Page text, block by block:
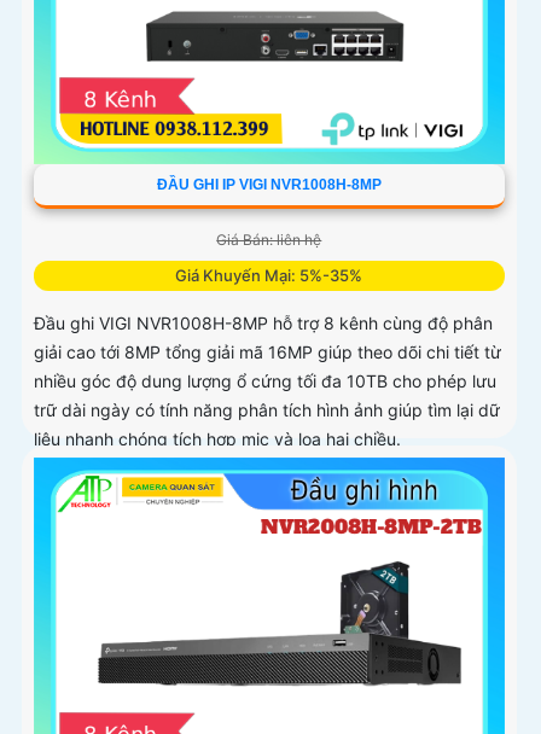
ĐẦU GHI IP VIGI NVR1008H-8MP
Giá Bán: liên hệ
Giá Khuyến Mại: 5%-35%
Đầu ghi VIGI NVR1008H-8MP hỗ trợ 8 kênh cùng độ phân
giải cao tới 8MP tổng giải mã 16MP giúp theo dõi chi tiết từ
nhiều góc độ dung lượng ổ cứng tối đa 10TB cho phép lưu
trữ dài ngày có tính năng phân tích hình ảnh giúp tìm lại dữ
liệu nhanh chóng tích hợp mic và loa hai chiều.